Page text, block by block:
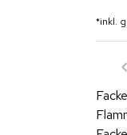
*inkl.